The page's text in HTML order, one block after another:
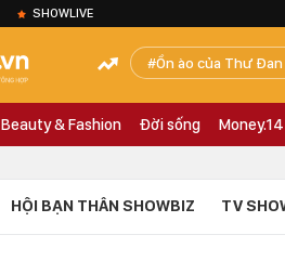
SHOWLIVE
Ồn ào của Thư
Beauty & Fashion Đời sống Money.14
HỘI BẠN THÂN SHOWBIZ TV